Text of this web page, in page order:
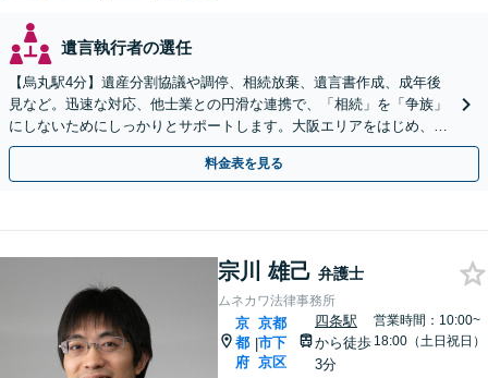
遺言執行者の選任
【烏丸駅4分】遺産分割協議や調停、相続放棄、遺言書作成、成年後
見など。迅速な対応、他士業との円滑な連携で、「相続」を「争族」
にしないためにしっかりとサポートします。大阪エリアをはじめ、出
張相談も対応します【Web面談可】【初回相談無料】
料金表を見る
宗川 雄己 弁護士
ムネカワ法律事務所
京
都
府
|
京都
市下
京区
四条駅
から徒歩
3分
営業時間：10:00~
18:00（土日祝日）